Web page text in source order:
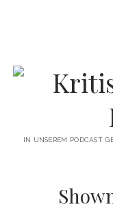
WAS
Podcast
IN UNSEREM PODCAST